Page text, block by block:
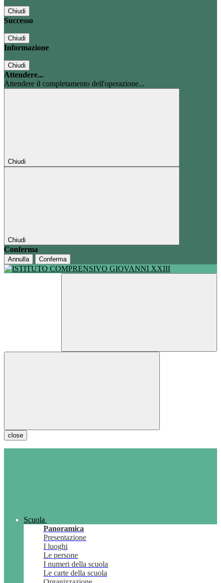
Chiudi
Successo
Chiudi
Informazione
Chiudi
Attendere...
Attendere il completamento dell'operazione...
Chiudi
Chiudi
Conferma
Annulla Conferma
close
Scuola
Panoramica
Presentazione
I luoghi
Le persone
I numeri della scuola
Le carte della scuola